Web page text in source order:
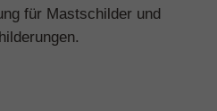
für Mastschilder und